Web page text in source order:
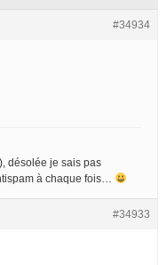
#34934
désolée je sais pas
à chaque fois…
#34933